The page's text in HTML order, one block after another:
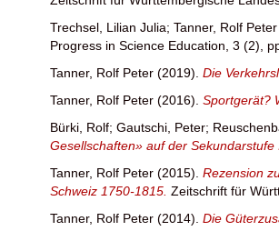
Trechsel, Lilian Julia; Tanner, Rolf Peter
Progress in Science Education, 3 (2),
Tanner, Rolf Peter (2019). Die
Tanner, Rolf Peter (2016). Sportgerät?
Bürki, Rolf; Gautschi, Peter;
Gesellschaften» auf der
Tanner, Rolf Peter (2015). Rezension
Schweiz 1750-1815. Zeitschrift für
Tanner, Rolf Peter (2014). Die